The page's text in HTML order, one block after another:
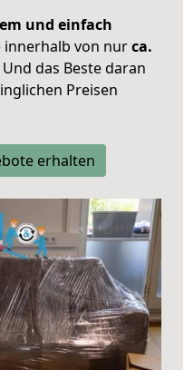
und einfach
innerhalb von nurca.
das Beste daran
Preisen
erhalten